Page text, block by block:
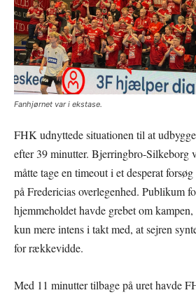
Fanhjørnet var i ekstase.
FHK udnyttede situationen til at
efter 39 minutter. Bjerringbro-Silkeborg
måtte tage en timeout i et desperat
på Fredericias overlegenhed. Publikum
hjemmeholdet havde grebet om
kun mere intens i takt med, at sejren
for rækkevidde.
Med 11 minutter tilbage på uret havde